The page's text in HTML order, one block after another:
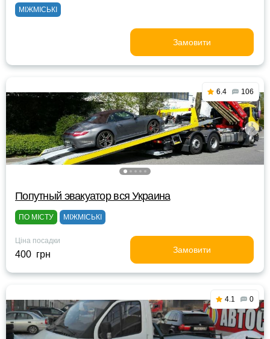
МІЖМІСЬКІ
Замовити
6.4 106
Попутный эвакуатор вся Украина
ПО МІСТУ МІЖМІСЬКІ
Ціна посадки
400 грн Замовити
4.1 0